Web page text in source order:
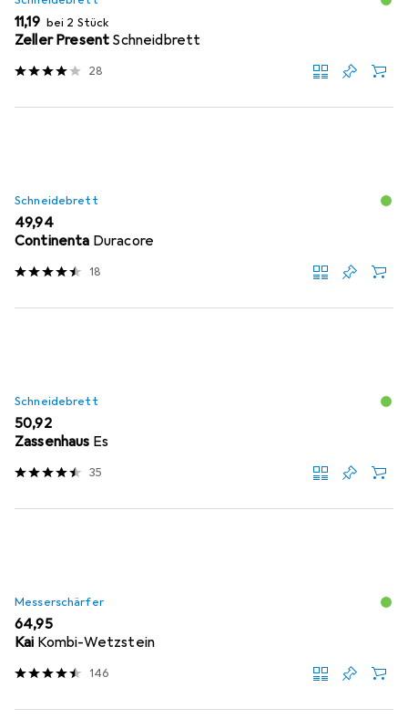
EUR
11,19 bei 2 Stück
Zeller Present Schneidbrett
28
Schneidebrett
EUR
49,94
Continenta Duracore
18
Schneidebrett
EUR
50,92
Zassenhaus Es
35
Messerschärfer
EUR
64,95
Kai Kombi-Wetzstein
146